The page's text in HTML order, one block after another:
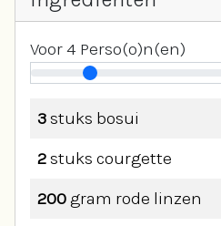
Voor4 Perso(o)n(en)
3stuks bosui
2stuks courgette
200 gram rode linzen